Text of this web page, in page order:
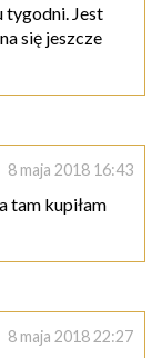
tygodni. Jest
się jeszcze
8 maja 2018 16:43
tam kupiłam
8 maja 2018 22:27